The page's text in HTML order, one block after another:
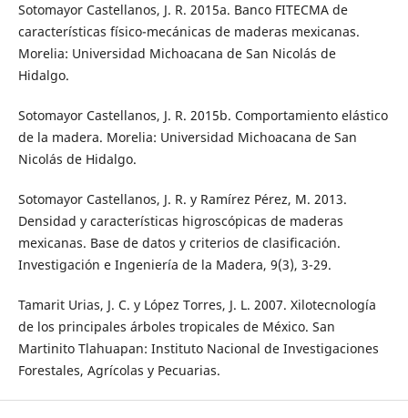
Sotomayor Castellanos, J. R. 2015a. Banco FITECMA de
características físico-mecánicas de maderas mexicanas.
Morelia: Universidad Michoacana de San Nicolás de
Hidalgo.
Sotomayor Castellanos, J. R. 2015b. Comportamiento elástico
de la madera. Morelia: Universidad Michoacana de San
Nicolás de Hidalgo.
Sotomayor Castellanos, J. R. y Ramírez Pérez, M. 2013.
Densidad y características higroscópicas de maderas
mexicanas. Base de datos y criterios de clasificación.
Investigación e Ingeniería de la Madera, 9(3), 3-29.
Tamarit Urias, J. C. y López Torres, J. L. 2007. Xilotecnología
de los principales árboles tropicales de México. San
Martinito Tlahuapan: Instituto Nacional de Investigaciones
Forestales, Agrícolas y Pecuarias.